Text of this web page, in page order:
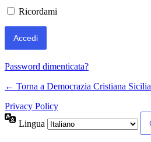
Ricordami
Password dimenticata?
← Torna a Democrazia Cristiana Sicilia
Privacy Policy
Lingua